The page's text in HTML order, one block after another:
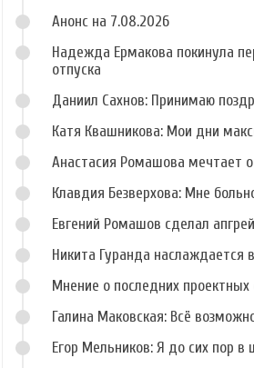
Анонс на 7.08.2026
Надежда Ермакова покинула
отпуска
Даниил Сахнов: Принимаю
Катя Квашникова: Мои дни
Анастасия Ромашова мечтает
Клавдия Безверхова: Мне
Евгений Ромашов сделал
Никита Гуранда наслаждается
Мнение о последних
Галина Маковская: Всё
Егор Мельников: Я до сих пор в